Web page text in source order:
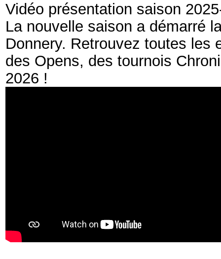
Vidéo présentation saison
­La nouvelle saison a démarré
Donnery. Retrouvez toutes les
des Opens, des tournois
2026 !